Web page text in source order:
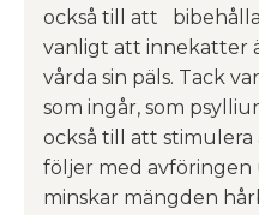
också till att
vanligt att innekatter
vårda sin päls. Tack
som ingår, som
också till att
följer med avföringen
minskar mängden